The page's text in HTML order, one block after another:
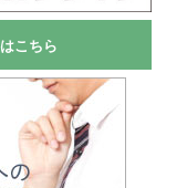
こちら